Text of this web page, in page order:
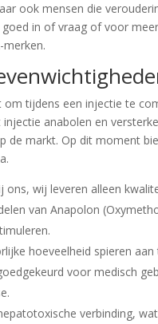
ook mensen die
in of vraag of voor
tijdens een injectie te
anabolen en
de markt. Op dit moment
ons, wij leveren alleen
van Anapolon
hoeveelheid spieren
voor medisch
verbinding,